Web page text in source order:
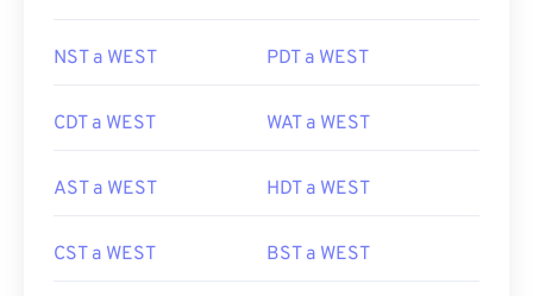
NST a WEST PDT a WEST
CDT a WEST WAT a WEST
AST a WEST HDT a WEST
CST a WEST BST a WEST